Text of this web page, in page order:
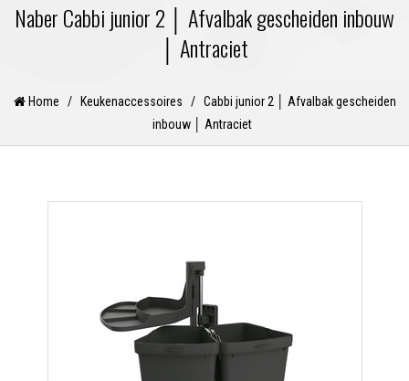
Naber Cabbi junior 2 │ Afvalbak gescheiden inbouw
│ Antraciet
Home / Keukenaccessoires / Cabbi junior 2 │ Afvalbak gescheiden
inbouw │ Antraciet